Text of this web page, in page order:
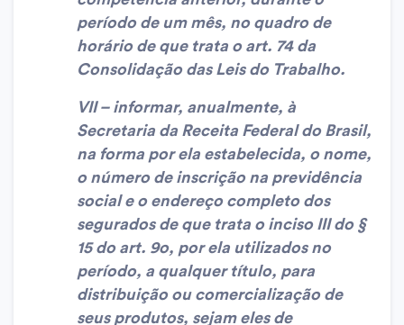
período de um mês, no quadro de
horário de que trata o art. 74 da
Consolidação das Leis do Trabalho.
VII – informar, anualmente, à
Secretaria da Receita Federal do Brasil,
na forma por ela estabelecida, o nome,
o número de inscrição na previdência
social e o endereço completo dos
segurados de que trata o inciso III do §
15 do art. 9o, por ela utilizados no
período, a qualquer título, para
distribuição ou comercialização de
seus produtos, sejam eles de